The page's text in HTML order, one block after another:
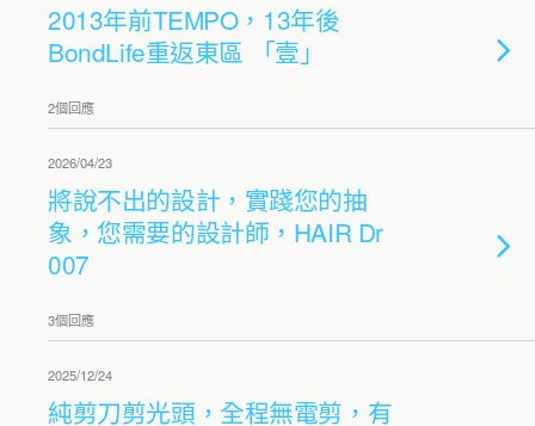
2013年前TEMPO，13年後
BondLife重返東區 「壹」
2個回應
2026/04/23
將說不出的設計，實踐您的抽
象，您需要的設計師，HAIR Dr
007
3個回應
2025/12/24
純剪刀剪光頭，全程無電剪，有